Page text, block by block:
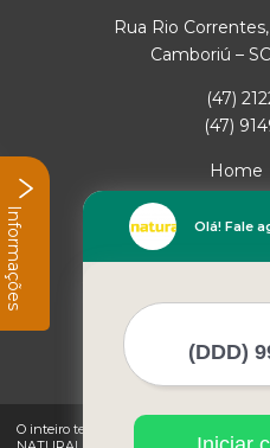
Rua Rio
Camboriú –
(47)
(47)
Home
Missão
Mapa
O inteiro teor deste site está sujeito à
Olá! Fale
Informações